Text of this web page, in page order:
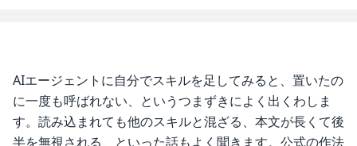
AIエージェントに自分でスキルを足してみると、置いたの
に一度も呼ばれない、というつまずきによく出くわしま
す。読み込まれても他のスキルと混ざる、本文が長くて後
半を無視される、といった話もよく聞きます。公式の作法